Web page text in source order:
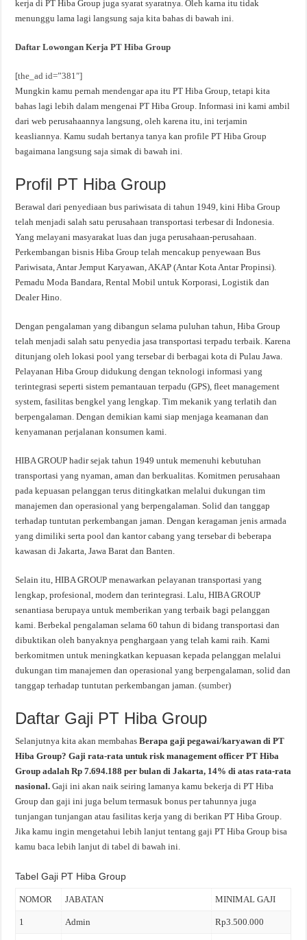
kerja di PT Hiba Group juga syarat syaratnya. Oleh karna itu tidak
menunggu lama lagi langsung saja kita bahas di bawah ini.
Daftar Lowongan Kerja PT Hiba Group
[the_ad id=”381″]
Mungkin kamu pernah mendengar apa itu PT Hiba Group, tetapi kita
bahas lagi lebih dalam mengenai PT Hiba Group. Informasi ini kami ambil
dari web perusahaannya langsung, oleh karena itu, ini terjamin
keasliannya. Kamu sudah bertanya tanya kan profile PT Hiba Group
bagaimana langsung saja simak di bawah ini.
Profil PT Hiba Group
Berawal dari penyediaan bus pariwisata di tahun 1949, kini Hiba Group
telah menjadi salah satu perusahaan transportasi terbesar di Indonesia.
Yang melayani masyarakat luas dan juga perusahaan-perusahaan.
Perkembangan bisnis Hiba Group telah mencakup penyewaan Bus
Pariwisata, Antar Jemput Karyawan, AKAP (Antar Kota Antar Propinsi).
Pemadu Moda Bandara, Rental Mobil untuk Korporasi, Logistik dan
Dealer Hino.
Dengan pengalaman yang dibangun selama puluhan tahun, Hiba Group
telah menjadi salah satu penyedia jasa transportasi terpadu terbaik. Karena
ditunjang oleh lokasi pool yang tersebar di berbagai kota di Pulau Jawa.
Pelayanan Hiba Group didukung dengan teknologi informasi yang
terintegrasi seperti sistem pemantauan terpadu (GPS), fleet management
system, fasilitas bengkel yang lengkap. Tim mekanik yang terlatih dan
berpengalaman. Dengan demikian kami siap menjaga keamanan dan
kenyamanan perjalanan konsumen kami.
HIBA GROUP hadir sejak tahun 1949 untuk memenuhi kebutuhan
transportasi yang nyaman, aman dan berkualitas. Komitmen perusahaan
pada kepuasan pelanggan terus ditingkatkan melalui dukungan tim
manajemen dan operasional yang berpengalaman. Solid dan tanggap
terhadap tuntutan perkembangan jaman. Dengan keragaman jenis armada
yang dimiliki serta pool dan kantor cabang yang tersebar di beberapa
kawasan di Jakarta, Jawa Barat dan Banten.
Selain itu, HIBA GROUP menawarkan pelayanan transportasi yang
lengkap, profesional, modern dan terintegrasi. Lalu, HIBA GROUP
senantiasa berupaya untuk memberikan yang terbaik bagi pelanggan
kami. Berbekal pengalaman selama 60 tahun di bidang transportasi dan
dibuktikan oleh banyaknya penghargaan yang telah kami raih. Kami
berkomitmen untuk meningkatkan kepuasan kepada pelanggan melalui
dukungan tim manajemen dan operasional yang berpengalaman, solid dan
tanggap terhadap tuntutan perkembangan jaman. (sumber)
Daftar Gaji PT Hiba Group
Selanjutnya kita akan membahasBerapa gaji pegawai/karyawan di PT
Hiba Group? Gaji rata-rata untuk risk management officer PT Hiba
Group adalah Rp 7.694.188 per bulan di Jakarta, 14% di atas rata-rata
nasional.Gaji ini akan naik seiring lamanya kamu bekerja di PT Hiba
Group dan gaji ini juga belum termasuk bonus per tahunnya juga
tunjangan tunjangan atau fasilitas kerja yang di berikan PT Hiba Group.
Jika kamu ingin mengetahui lebih lanjut tentang gaji PT Hiba Group bisa
kamu baca lebih lanjut di tabel di bawah ini.
Tabel Gaji PT Hiba Group
NOMOR JABATAN MINIMAL GAJI
1 Admin Rp3.500.000